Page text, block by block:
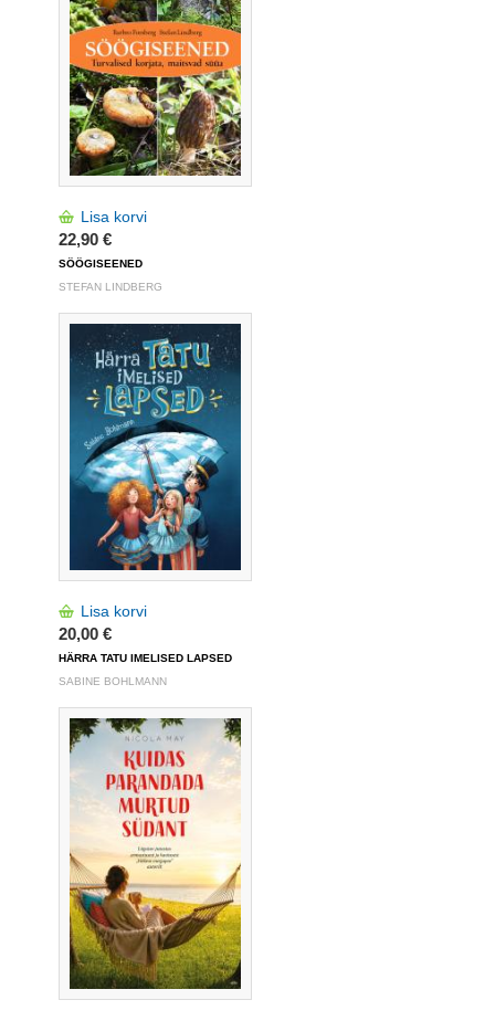
Lisa korvi
22,90 €
SÖÖGISEENED
STEFAN LINDBERG
Lisa korvi
20,00 €
HÄRRA TATU IMELISED LAPSED
SABINE BOHLMANN